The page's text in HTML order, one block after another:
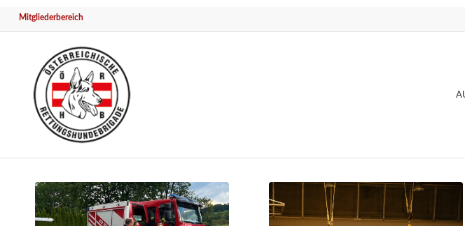
Mitgliederbereich